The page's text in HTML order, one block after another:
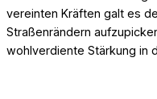
vereinten Kräften galt es
Straßenrändern
wohlverdiente Stärkung in